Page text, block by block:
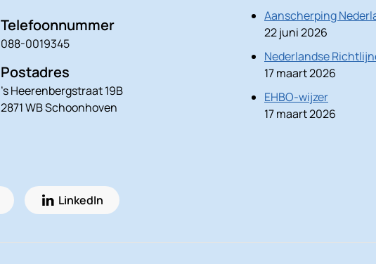
Telefoonnummer
088-0019345
Postadres
’s Heerenbergstraat 19B
2871 WB Schoonhoven
LinkedIn
Aanscherping
22 juni 2026
Nederlandse
17 maart 2026
EHBO-wijzer
17 maart 2026